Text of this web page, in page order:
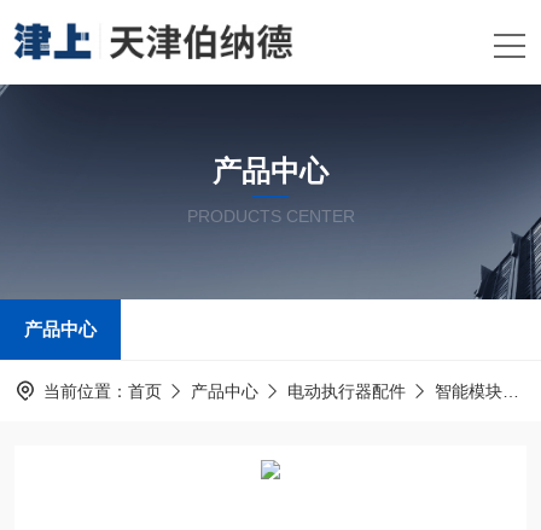
产品中心
PRODUCTS CENTER
产品中心
当前位置： 首页 产品中心 电动执行器配件 智能模块